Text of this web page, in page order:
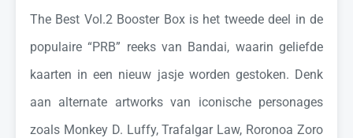
The Best Vol.2 Booster Box is het tweede deel in de
populaire “PRB” reeks van Bandai, waarin geliefde
kaarten in een nieuw jasje worden gestoken. Denk
aan alternate artworks van iconische personages
zoals Monkey D. Luffy, Trafalgar Law, Roronoa Zoro